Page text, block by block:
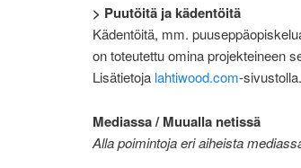
> Puutöitä ja kädentöitä
Kädentöitä, mm.
on toteutettu omina projekteineen
Lisätietoja lahtiwood.com-sivustolla.
Mediassa / Muualla netissä
Alla poimintoja eri aiheista